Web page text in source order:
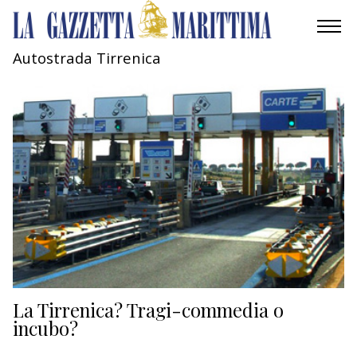
MOBILITÀ
INDUSTRIA
RICERCA
ECONOMIA
TURISMO
CULTURA
Autostrada Tirrenica
La Tirrenica? Tragi-commedia o
incubo?